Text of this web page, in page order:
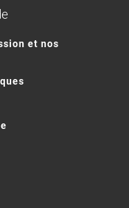
et nos